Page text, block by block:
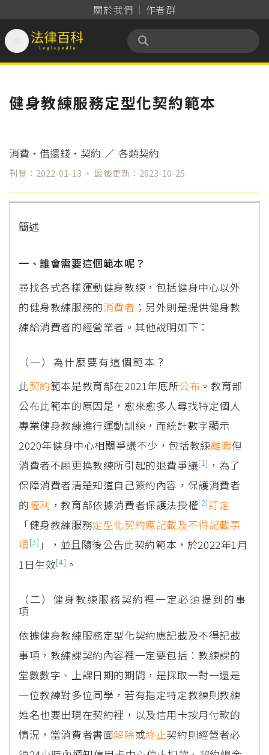
關於我們 作者群
法律百科 Legispedia
健身教練服務定型化契約範本
消費‧借還錢‧契約 ／ 各類契約
刊登：2022-01-13 ‧ 最後更新：2023-10-25
簡述
一、誰會需要這個範本呢？
尋找各式各樣運動健身教練，包括健身中心以外
的健身教練服務的消費者 ；另外則是提供健身教
練給消費者的經營業者。其他說明如下：
（一）為什麼要有這個範本？
此契約範本是教育部在2021年底所公布 。教育部
公布此範本的原因是，愈來愈多人尋找特定個人
專業健身教練進行運動訓練，而統計數字顯示
2020年健身中心相關爭議不少，包括教練離職但
消費者不願更換教練所引起的退費爭議[1] ，為了
保障消費者清楚知道自己簽約內容，保護消費者
的權利 ，教育部依據消費者保護法授權[2]訂定
「健身教練服務定型化契約應記載及不得記載事
項[3] 」，並且隨後公告此契約範本，於2022年1月
1日生效[4] 。
（二）健身教練服務契約裡一定必須提到的事
項
依據健身教練服務定型化契約應記載及不得記載
事項，教練課契約內容裡一定要包括：教練課的
堂數數字、上課日期的期間，是採取一對一還是
一位教練對多位同學，若有指定特定教練則教練
姓名也要出現在契約裡，以及信用卡按月付款的
情況，當消費者書面解除或終止契約則經營者必